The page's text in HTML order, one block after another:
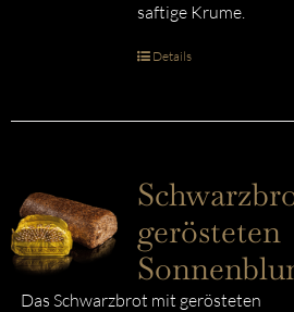
saftige Krume.
Details
gerösteten
Das Schwarzbrot mit gerösteten